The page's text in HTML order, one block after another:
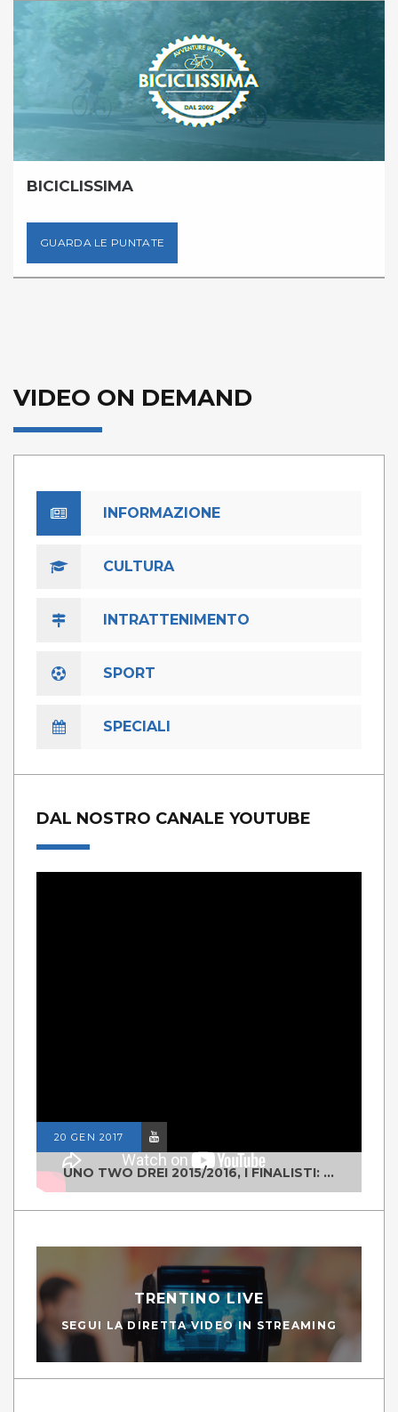
BICICLISSIMA
GUARDA LE PUNTATE
VIDEO ON DEMAND
INFORMAZIONE
CULTURA
INTRATTENIMENTO
SPORT
SPECIALI
DAL NOSTRO CANALE YOUTUBE
20 GEN 2017
UNO TWO DREI 2015/2016, I FINALISTI: CLASSE IV ALS ISTITUTO "DEGASPERI" BORGO VALSUGANA
TRENTINO LIVE
SEGUI LA DIRETTA VIDEO IN STREAMING